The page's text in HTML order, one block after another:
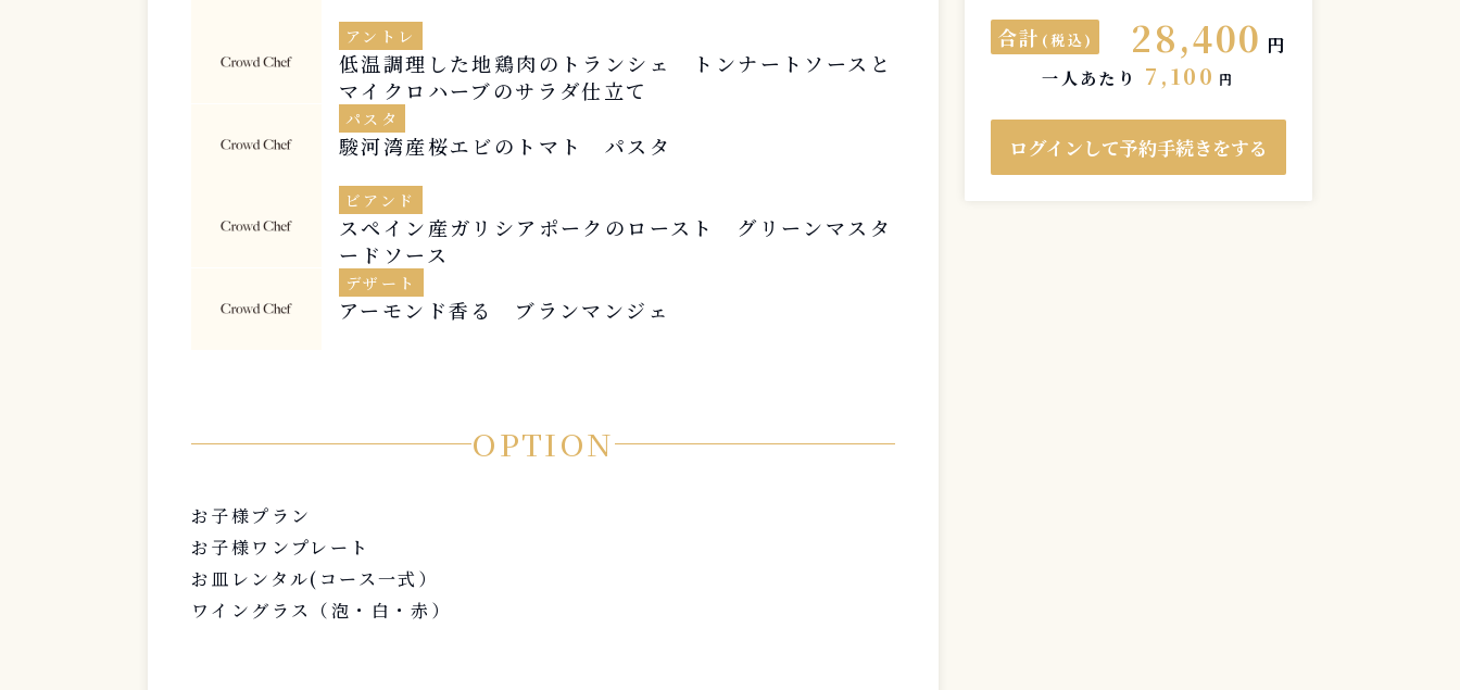
アントレ
低温調理した地鶏肉のトランシェ トンナートソースと
マイクロハーブのサラダ仕立て
パスタ
駿河湾産桜エビのトマト パスタ
ビアンド
スペイン産ガリシアポークのロースト グリーンマスタ
ードソース
デザート
アーモンド香る ブランマンジェ
OPTION
お子様プラン
お子様ワンプレート
お皿レンタル(コース一式）
ワイングラス（泡・白・赤）
合計 (税込) 28,400 円
一人あたり 7,100 円
ログインして予約手続きをする